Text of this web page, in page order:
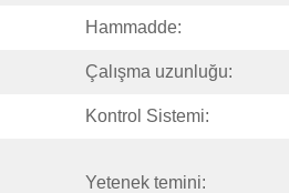
Hammadde:
Çalışma uzunluğu:
Kontrol Sistemi:
Yetenek temini: